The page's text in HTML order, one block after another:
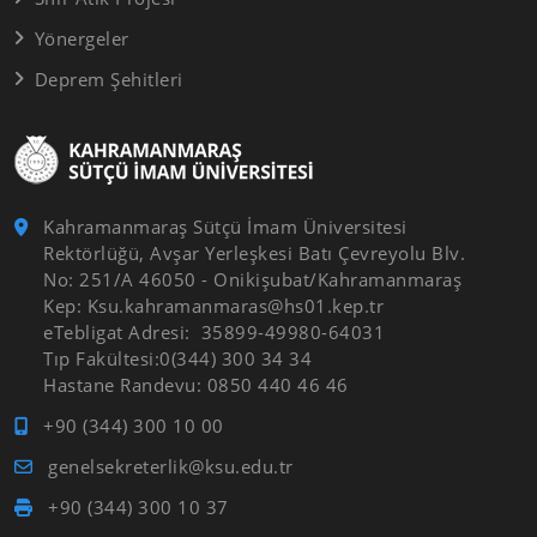
Kahramanmaraş Sütçü İmam Üniversitesi
Rektörlüğü, Avşar Yerleşkesi Batı Çevreyolu Blv.
No: 251/A 46050 - Onikişubat/Kahramanmaraş
Kep: Ksu.kahramanmaras@hs01.kep.tr
eTebligat Adresi: 35899-49980-64031
Tıp Fakültesi:0(344) 300 34 34
Hastane Randevu: 0850 440 46 46
+90 (344) 300 10 00
genelsekreterlik@ksu.edu.tr
+90 (344) 300 10 37
Yönergeler
Deprem Şehitleri